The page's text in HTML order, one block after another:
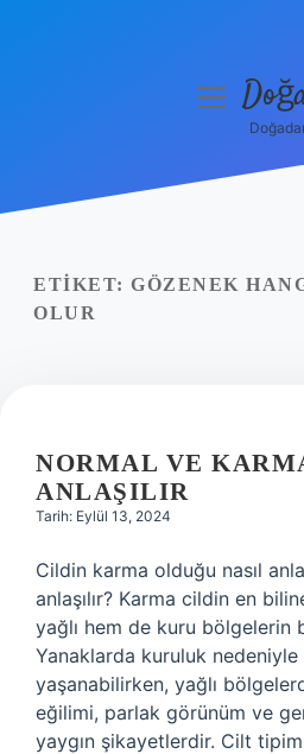
Yasal Uyarı
menüyü
ETIKET: GÖZENEK
OLUR
NORMAL VE
ANLAŞILIR
Tarih: Eylül 13, 2024
Cildin karma olduğu nasıl
anlaşılır? Karma cildin en
yağlı hem de kuru bölgelerin
Yanaklarda kuruluk
yaşanabilirken, yağlı
eğilimi, parlak görünüm ve
yaygın şikayetlerdir. Cilt